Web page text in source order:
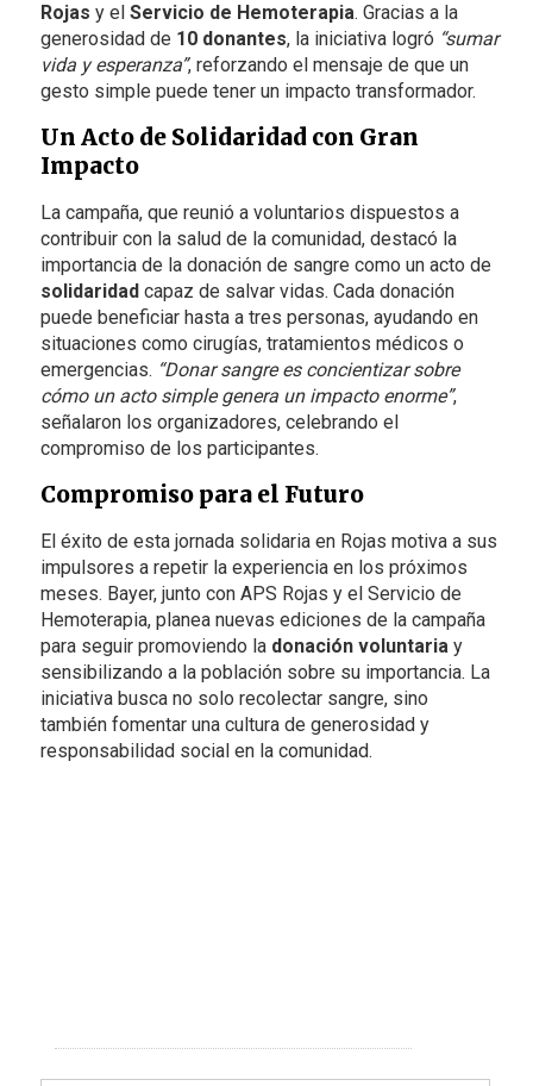
Rojas y el Servicio de Hemoterapia. Gracias a la
generosidad de 10 donantes, la iniciativa logró “sumar
vida y esperanza”, reforzando el mensaje de que un
gesto simple puede tener un impacto transformador.
Un Acto de Solidaridad con Gran
Impacto
La campaña, que reunió a voluntarios dispuestos a
contribuir con la salud de la comunidad, destacó la
importancia de la donación de sangre como un acto de
solidaridad capaz de salvar vidas. Cada donación
puede beneficiar hasta a tres personas, ayudando en
situaciones como cirugías, tratamientos médicos o
emergencias. “Donar sangre es concientizar sobre
cómo un acto simple genera un impacto enorme”,
señalaron los organizadores, celebrando el
compromiso de los participantes.
Compromiso para el Futuro
El éxito de esta jornada solidaria en Rojas motiva a sus
impulsores a repetir la experiencia en los próximos
meses. Bayer, junto con APS Rojas y el Servicio de
Hemoterapia, planea nuevas ediciones de la campaña
para seguir promoviendo la donación voluntariay
sensibilizando a la población sobre su importancia. La
iniciativa busca no solo recolectar sangre, sino
también fomentar una cultura de generosidad y
responsabilidad social en la comunidad.